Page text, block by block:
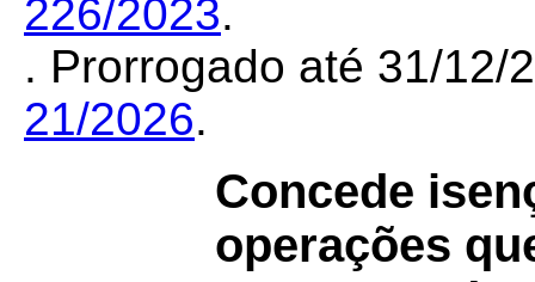
226/2023.
. Prorrogado até 31/12/
21/2026.
Concede
operações